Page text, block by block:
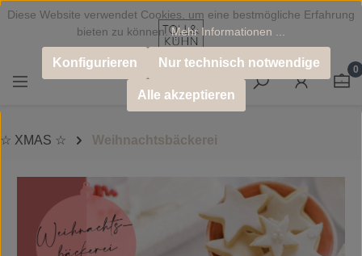
Zum Hauptinhalt springen
0
☆ XMAS ☆ Weihnachtsbäckerei
Diese Website verwendet Cookies, um eine bestmögliche Erfahrung
bieten zu können.Mehr Informationen ...
Nur technisch notwendige
Konfigurieren
Alle akzeptieren